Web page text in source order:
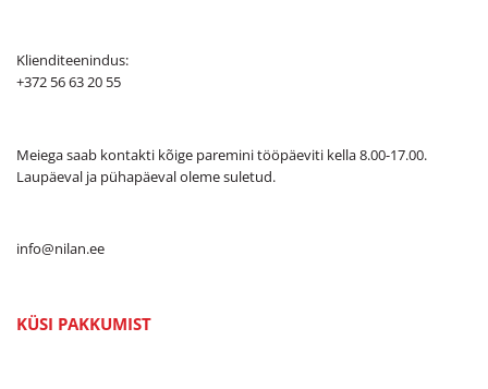
Klienditeenindus:
+372 56 63 20 55
Meiega saab kontakti kõige paremini tööpäeviti kella 8.00-17.00.
Laupäeval ja pühapäeval oleme suletud.
info@nilan.ee
KÜSI PAKKUMIST